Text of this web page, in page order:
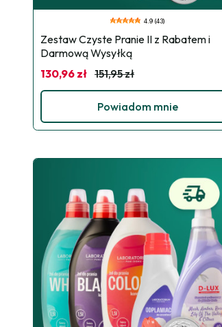
4.9 (43)
Zestaw Czyste Pranie II z Rabatem i
Darmową Wysyłką
130,96 zł 151,95 zł
Powiadom mnie